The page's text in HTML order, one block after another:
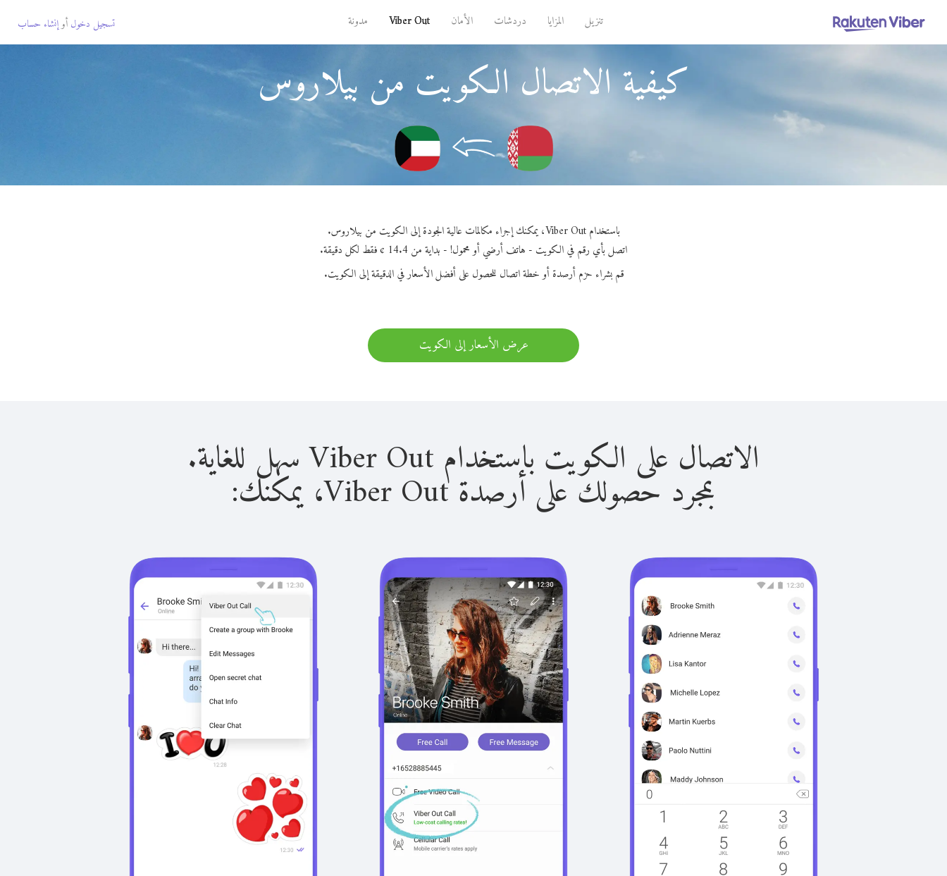
تنزيل المزايا دردشات الأمان Viber Out مدونة تسجيل دخول أوإنشاء حساب
كيفية الاتصال الكويت من بيلاروس
باستخدام Viber Out، يمكنك إجراء مكالمات عالية الجودة إلى الكويت من بيلاروس.
اتصل بأي رقم في الكويت - هاتف أرضي أو محمول! - بداية من 14.4 ¢ فقط لكل دقيقة.
قم بشراء حزم أرصدة أو خطة اتصال للحصول على أفضل الأسعار في الدقيقة إلى الكويت.
عرض الأسعار إلى الكويت
الاتصال على الكويت باستخدام Viber Out سهل للغاية.
بمجرد حصولك على أرصدة Viber Out، يمكنك: